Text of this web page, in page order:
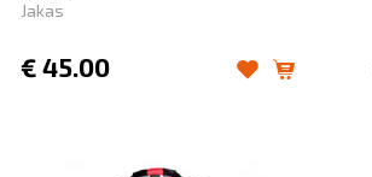
Jakas
€ 45.00